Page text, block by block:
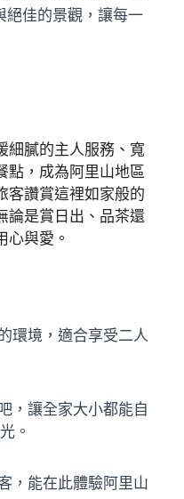
絕佳的景觀，讓每一
細膩的主人服務、寬
點，成為阿里山地區
客讚賞這裡如家般的
論是賞日出、品茶還
心與愛。
環境，適合享受二人
，讓全家大小都能自
。
，能在此體驗阿里山